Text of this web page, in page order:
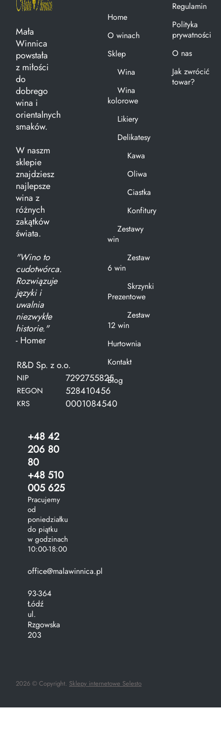
Mała
Winnica
powstała
z miłości
do
dobrego
wina i
orientalnych
smaków.
W naszm
sklepie
znajdziesz
najlepsze
wina z
różnych
zakątków
świata.
"Wino to
cudotwórca.
Rozwiązuje
języki i
uwalnia
niezwykłe
historie."
- Homer
R&D Sp. z o.o.
NIP 7292755825
REGON 528410456
KRS 0001084540
+48 42
206 80
80
+48 510
005 625
Pracujemy
od
poniedziałku
do piątku
w godzinach
10:00-18:00
office@malawinnica.pl
93-364
Łódź
ul.
Rzgowska
203
Home
O winach
Sklep
Wina
Wina
kolorowe
Likiery
Delikatesy
Kawa
Oliwa
Ciastka
Konfitury
Zestawy
win
Zestaw
6 win
Skrzynki
Prezentowe
Zestaw
12 win
Hurtownia
Kontakt
Blog
Regulamin
Polityka
prywatności
O nas
Jak zwrócić
towar?
2026 © Copyright. Sklepy internetowe Selesto